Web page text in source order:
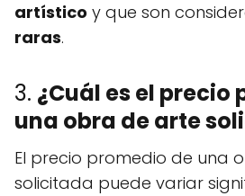
artístico y que son
raras.
3. ¿Cuál es el precio
una obra de arte
El precio promedio de una
solicitada puede variar